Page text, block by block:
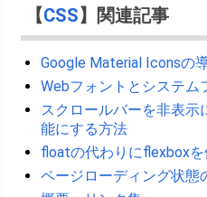
【CSS】関連記事
Google Material Iconsの
Webフォントとシステム
スクロールバーを非表
能にする方法
floatの代わりにflexboxを
ページローディング状態